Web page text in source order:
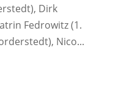
Dirk
Fedrowitz (1.
Nico...